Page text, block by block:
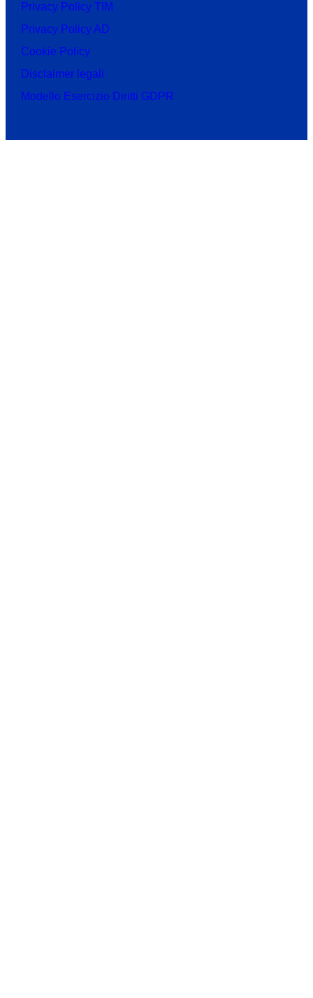
Privacy Policy TIM
Privacy Policy AD
Cookie Policy
Disclaimer legali
Modello Esercizio Diritti GDPR